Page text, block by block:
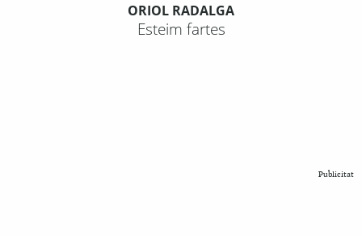
ORIOL RADALGA
Esteim fartes
Publicitat